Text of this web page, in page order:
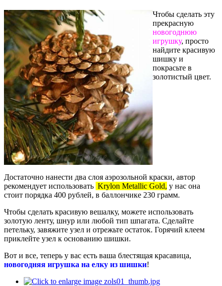
Чтобы сделать эту
прекрасную
новогоднюю
игрушку, просто
найдите красивую
шишку и
покрасьте в
золотистый цвет.
Достаточно нанести два слоя аэрозольной краски, автор
рекомендует использовать Krylon Metallic Gold, у нас она
стоит порядка 400 рублей, в баллончике 230 грамм.
Чтобы сделать красивую вешалку, можете использовать
золотую ленту, шнур или любой тип шпагата. Сделайте
петельку, завяжите узел и отрежьте остаток. Горячий клеем
приклейте узел к основанию шишки.
Вот и все, теперь у вас есть ваша блестящая красавица,
новогодняя игрушка на елку из шишки!